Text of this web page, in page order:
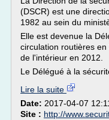
(DSCR) est une
1982 au sein du
Elle est devenue la
circulation routières
de l'intérieur en 2012.
Le Délégué à la
Lire la suite
Date: 2017-04-07
Site : http://